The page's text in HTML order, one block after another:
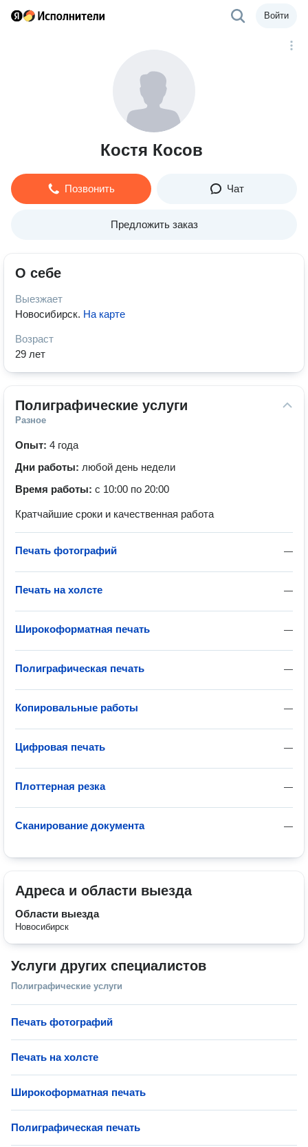
Войти
Костя Косов
Позвонить Чат
Предложить заказ
О себе
Выезжает
Новосибирск. На карте
Возраст
29 лет
Полиграфические услуги
Разное
Опыт: 4 года
Дни работы: любой день недели
Время работы: с 10:00 по 20:00
Кратчайшие сроки и качественная работа
—
Печать фотографий
—
Печать на холсте
—
Широкоформатная печать
—
Полиграфическая печать
—
Копировальные работы
—
Цифровая печать
—
Плоттерная резка
—
Сканирование документа
Адреса и области выезда
Области выезда
Новосибирск
Услуги других специалистов
Полиграфические услуги
Печать фотографий
Печать на холсте
Широкоформатная печать
Полиграфическая печать